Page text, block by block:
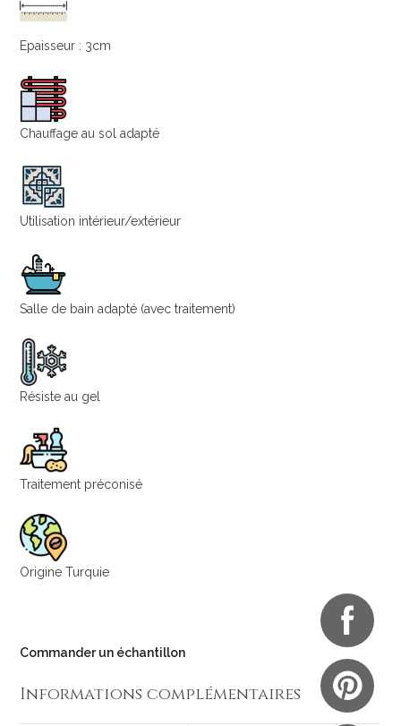
Epaisseur : 3cm
Chauffage au sol adapté
Utilisation intérieur/extérieur
Salle de bain adapté (avec traitement)
Résiste au gel
Traitement préconisé
Origine Turquie
Commander un échantillon
Informations complémentaires